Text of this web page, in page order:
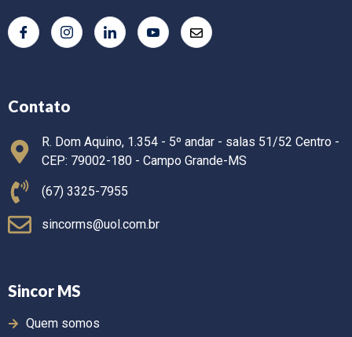
Contato
R. Dom Aquino, 1.354 - 5º andar - salas 51/52 Centro -
CEP: 79002-180 - Campo Grande-MS
(67) 3325-7955
sincorms@uol.com.br
Sincor MS
Quem somos